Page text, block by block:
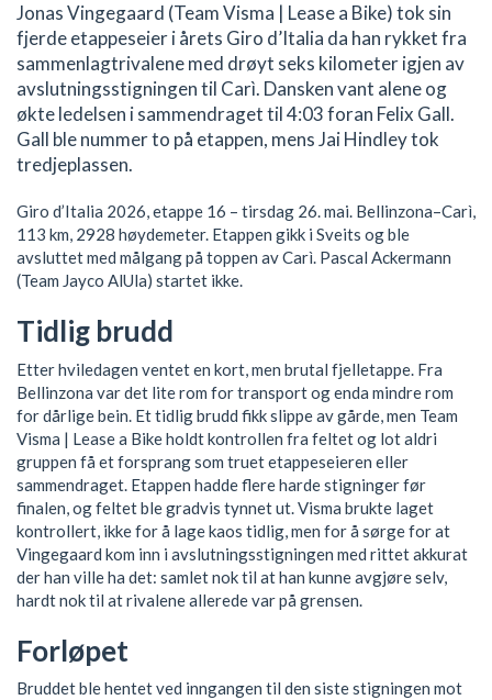
Jonas Vingegaard (Team Visma | Lease a Bike) tok sin
fjerde etappeseier i årets Giro d’Italia da han rykket fra
sammenlagtrivalene med drøyt seks kilometer igjen av
avslutningsstigningen til Carì. Dansken vant alene og
økte ledelsen i sammendraget til 4:03 foran Felix Gall.
Gall ble nummer to på etappen, mens Jai Hindley tok
tredjeplassen.
Giro d’Italia 2026, etappe 16 – tirsdag 26. mai. Bellinzona–Carì,
113 km, 2928 høydemeter. Etappen gikk i Sveits og ble
avsluttet med målgang på toppen av Carì. Pascal Ackermann
(Team Jayco AlUla) startet ikke.
Tidlig brudd
Etter hviledagen ventet en kort, men brutal fjelletappe. Fra
Bellinzona var det lite rom for transport og enda mindre rom
for dårlige bein. Et tidlig brudd fikk slippe av gårde, men Team
Visma | Lease a Bike holdt kontrollen fra feltet og lot aldri
gruppen få et forsprang som truet etappeseieren eller
sammendraget. Etappen hadde flere harde stigninger før
finalen, og feltet ble gradvis tynnet ut. Visma brukte laget
kontrollert, ikke for å lage kaos tidlig, men for å sørge for at
Vingegaard kom inn i avslutningsstigningen med rittet akkurat
der han ville ha det: samlet nok til at han kunne avgjøre selv,
hardt nok til at rivalene allerede var på grensen.
Forløpet
Bruddet ble hentet ved inngangen til den siste stigningen mot